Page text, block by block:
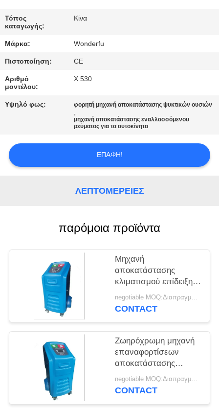
ΜΑΣ
ΕΛΆΤΕ
ΣΕ
ΕΠΑΦΉ
ΜΕ
ΈΝΑ
ΑΠΌΣΠΑΣΜΑ
PRIVACY
Τόπος
καταγωγής:
Κίνα
Μάρκα: Wonderfu
Πιστοποίηση: CE
Αριθμό
μοντέλου:
X 530
Υψηλό φως: φορητή μηχανή αποκατάστασης ψυκτικών ουσιών
,
μηχανή αποκατάστασης εναλλασσόμενου
ρεύματος για τα αυτοκίνητα
ΕΠΑΦΉ!
ΛΕΠΤΟΜΈΡΕΙΕΣ
παρόμοια προϊόντα
Μηχανή
αποκατάστασης
κλιματισμού επίδειξης
μπλε 5» LCD με το
σύστημα AC660
negotiable MOQ:Διαπραγματεύσιμος
CONTACT
Ζωηρόχρωμη μηχανή
επαναφορτίσεων
αποκατάστασης
εναλλασσόμενου
ρεύματος ψυκτικών
negotiable MOQ:Διαπραγματεύσιμος
CONTACT